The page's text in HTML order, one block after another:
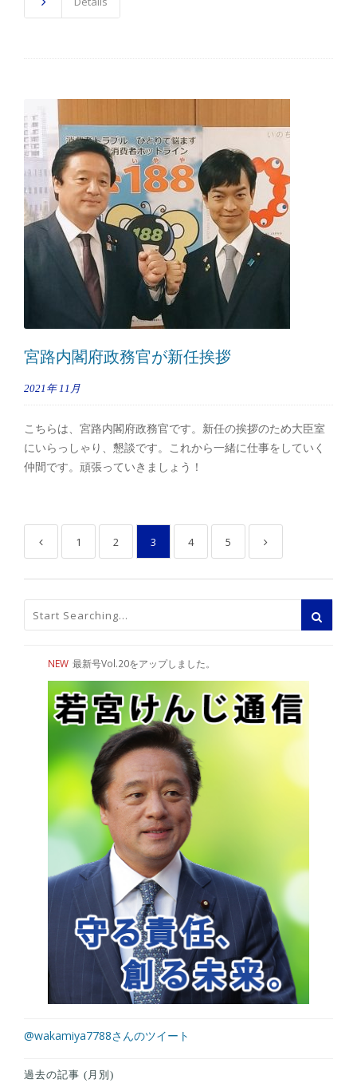
宮路内閣府政務官が新任挨拶
2021年 11月
こちらは、宮路内閣府政務官です。新任の挨拶のため大臣室
にいらっしゃり、懇談です。これから一緒に仕事をしていく
仲間です。頑張っていきましょう！
1 2 3 4 5
NEW 最新号Vol.20をアップしました。
@wakamiya7788さんのツイート
過去の記事 (月別)